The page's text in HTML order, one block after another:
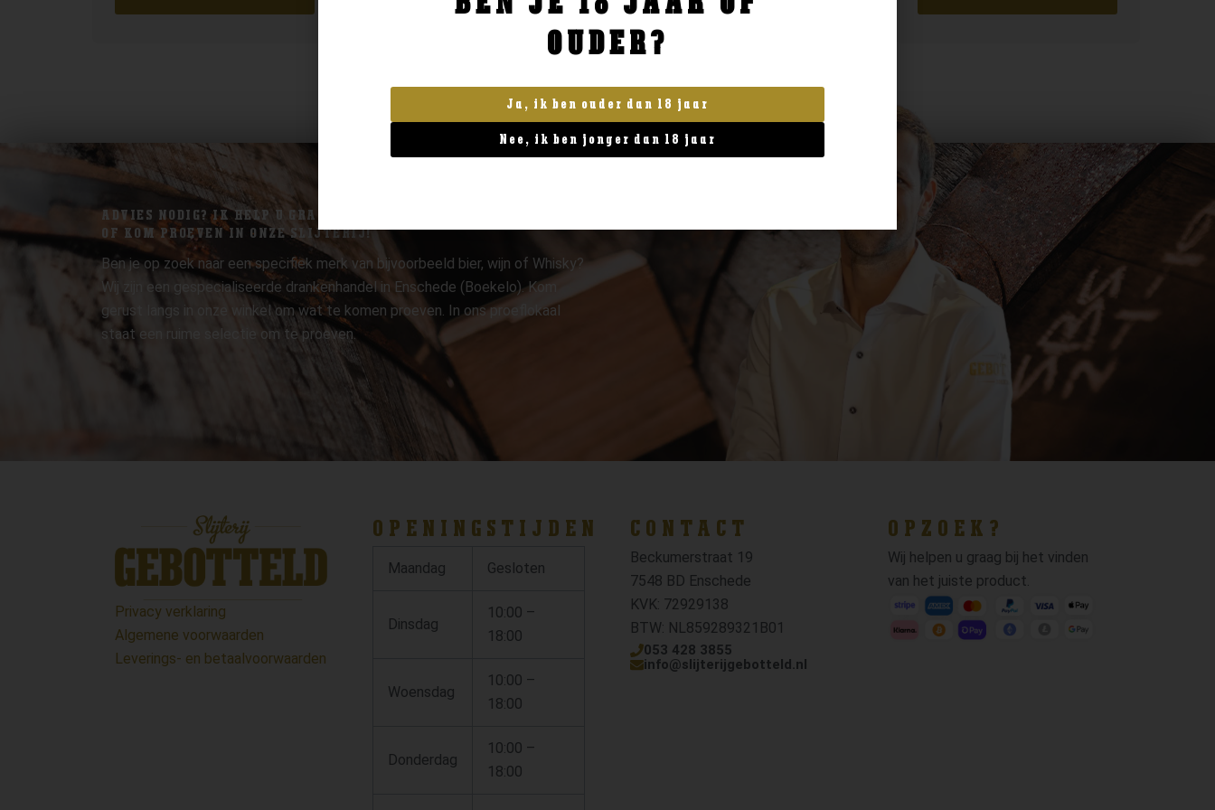
ADVIES NODIG? IK HELP U GRAAG.
OF KOM PROEVEN IN ONZE SLIJTERIJ!
Ben je op zoek naar een specifiek merk van bijvoorbeeld bier, wijn of Whisky?
Wij zijn een gespecialiseerde drankenhandel in Enschede (Boekelo). Kom
gerust langs in onze winkel om wat te komen proeven. In ons proeflokaal
staat een ruime selectie om te proeven.
Privacy verklaring
Algemene voorwaarden
Leverings- en betaalvoorwaarden
OPENINGSTIJDEN
Maandag Gesloten
Dinsdag
10:00 –
18:00
Woensdag
10:00 –
18:00
Donderdag
10:00 –
18:00
CONTACT
Beckumerstraat 19
7548 BD Enschede
KVK: 72929138
BTW: NL859289321B01
053 428 3855
info@slijterijgebotteld.nl
OPZOEK?
Wij helpen u graag bij het vinden
van het juiste product.
OUDER?
Ja, ik ben ouder dan 18 jaar
Nee, ik ben jonger dan 18 jaar